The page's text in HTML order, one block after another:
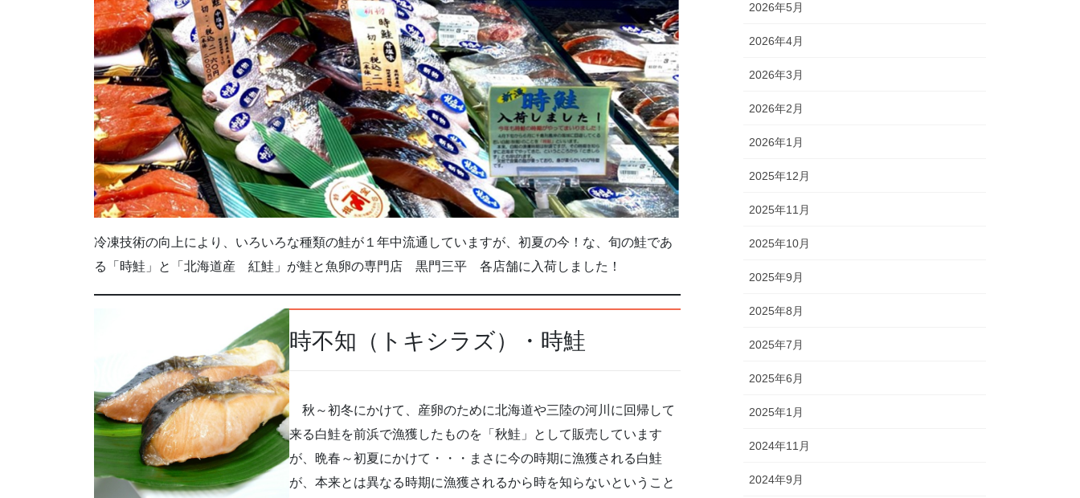
冷凍技術の向上により、いろいろな種類の鮭が１年中流通していますが、初夏の今！な、旬の鮭であ
る「時鮭」と「北海道産 紅鮭」が鮭と魚卵の専門店 黒門三平 各店舗に入荷しました！
時不知（トキシラズ）・時鮭
秋～初冬にかけて、産卵のために北海道や三陸の河川に回帰して
来る白鮭を前浜で漁獲したものを「秋鮭」として販売しています
が、晩春～初夏にかけて・・・まさに今の時期に漁獲される白鮭
が、本来とは異なる時期に漁獲されるから時を知らないということ
2026年5月
2026年4月
2026年3月
2026年2月
2026年1月
2025年12月
2025年11月
2025年10月
2025年9月
2025年8月
2025年7月
2025年6月
2025年1月
2024年11月
2024年9月